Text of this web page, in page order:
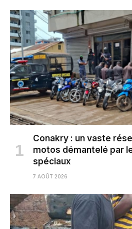
Conakry : un vaste
motos démantelé par
spéciaux
7 AOÛT 2026